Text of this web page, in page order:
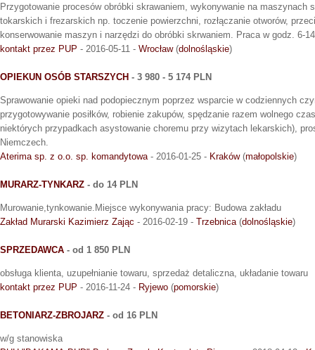
Przygotowanie procesów obróbki skrawaniem, wykonywanie na maszynach
tokarskich i frezarskich np. toczenie powierzchni, rozłączanie otworów,
konserwowanie maszyn i narzędzi do obróbki skrwaniem. Praca w godz. 6-
kontakt przez PUP - 2016-05-11 - Wrocław(dolnośląskie)
OPIEKUN OSÓB STARSZYCH - 3 980 - 5 174 PLN
Sprawowanie opieki nad podopiecznym poprzez wsparcie w codziennych
przygotowywanie posiłków, robienie zakupów, spędzanie razem wolnego
niektórych przypadkach asystowanie choremu przy wizytach lekarskich),
Niemczech.
Aterima sp. z o.o. sp. komandytowa- 2016-01-25 - Kraków(małopolskie)
MURARZ-TYNKARZ - do 14 PLN
Murowanie,tynkowanie.Miejsce wykonywania pracy: Budowa zakładu
Zakład Murarski Kazimierz Zając - 2016-02-19 - Trzebnica(dolnośląskie)
SPRZEDAWCA - od 1 850 PLN
obsługa klienta, uzupełnianie towaru, sprzedaż detaliczna, układanie towaru
kontakt przez PUP - 2016-11-24 - Ryjewo (pomorskie)
BETONIARZ-ZBROJARZ - od 16 PLN
w/g stanowiska